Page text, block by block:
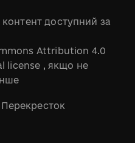
доступний за
Attribution 4.0
license , якщо не